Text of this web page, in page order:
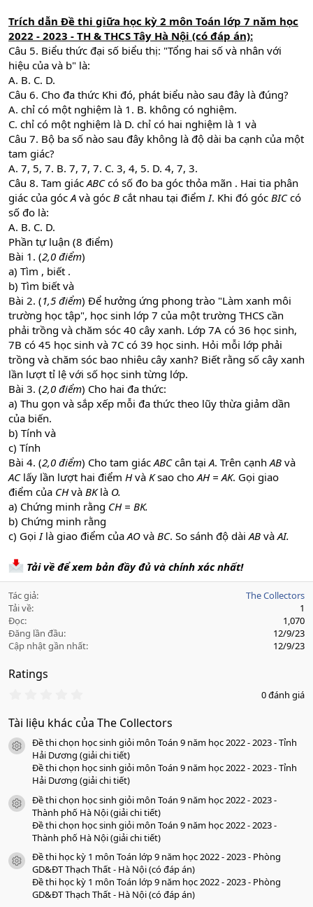
Trích dẫn Đề thi giữa học kỳ 2 môn Toán lớp 7 năm học
2022 - 2023 - TH & THCS Tây Hà Nội (có đáp án):
Câu 5. Biểu thức đại số biểu thị: "Tổng hai số và nhân với
hiệu của và b" là:
A. B. C. D.
Câu 6. Cho đa thức Khi đó, phát biểu nào sau đây là đúng?
A. chỉ có một nghiệm là 1. B. không có nghiệm.
C. chỉ có một nghiệm là D. chỉ có hai nghiệm là 1 và
Câu 7. Bộ ba số nào sau đây không là độ dài ba cạnh của một
tam giác?
A. 7, 5, 7. B. 7, 7, 7. C. 3, 4, 5. D. 4, 7, 3.
Câu 8. Tam giácABCcó số đo ba góc thỏa mãn . Hai tia phân
giác của gócA và góc B cắt nhau tại điểmI. Khi đó góc BICcó
số đo là:
A. B. C. D.
Phần tự luận (8 điểm)
Bài 1. (2,0 điểm)
a) Tìm , biết .
b) Tìm biết và
Bài 2. (1,5 điểm) Để hưởng ứng phong trào "Làm xanh môi
trường học tập", học sinh lớp 7 của một trường THCS cần
phải trồng và chăm sóc 40 cây xanh. Lớp 7A có 36 học sinh,
7B có 45 học sinh và 7C có 39 học sinh. Hỏi mỗi lớp phải
trồng và chăm sóc bao nhiêu cây xanh? Biết rằng số cây xanh
lần lượt tỉ lệ với số học sinh từng lớp.
Bài 3. (2,0 điểm) Cho hai đa thức:
a) Thu gọn và sắp xếp mỗi đa thức theo lũy thừa giảm dần
của biến.
b) Tính và
c) Tính
Bài 4. (2,0 điểm) Cho tam giácABCcân tạiA. Trên cạnhAB và
AC lấy lần lượt hai điểm Hvà Ksao choAH = AK. Gọi giao
điểm của CHvà BKlà O.
a) Chứng minh rằng CH = BK.
b) Chứng minh rằng
c) GọiIlà giao điểm củaAO và BC. So sánh độ dàiAB vàAI.
Tải về để xem bản đầy đủ và chính xác nhất!
Tác giả
The Collectors
Tải về
1
Đọc
1,070
Đăng lần đầu
12/9/23
Cập nhật gần nhất
12/9/23
Ratings
0
0
a
o
0 đánh giá
Tài liệu khác của The Collectors
icon tài liệu
Đề thi chọn học sinh giỏi môn Toán 9 năm học 2022 - 2023 - Tỉnh
Hải Dương (giải chi tiết)
Đề thi chọn học sinh giỏi môn Toán 9 năm học 2022 - 2023 - Tỉnh
Hải Dương (giải chi tiết)
icon tài liệu
Đề thi chọn học sinh giỏi môn Toán 9 năm học 2022 - 2023 -
Thành phố Hà Nội (giải chi tiết)
Đề thi chọn học sinh giỏi môn Toán 9 năm học 2022 - 2023 -
Thành phố Hà Nội (giải chi tiết)
icon tài liệu
Đề thi học kỳ 1 môn Toán lớp 9 năm học 2022 - 2023 - Phòng
GD&ĐT Thạch Thất - Hà Nội (có đáp án)
Đề thi học kỳ 1 môn Toán lớp 9 năm học 2022 - 2023 - Phòng
GD&ĐT Thạch Thất - Hà Nội (có đáp án)